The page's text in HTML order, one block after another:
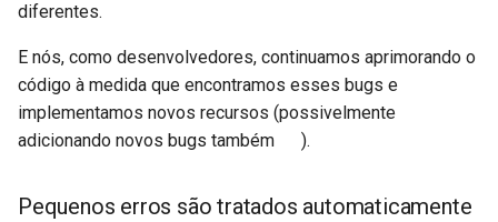
diferentes. 🐛
E nós, como desenvolvedores, continuamos aprimorando o
código à medida que encontramos esses bugs e
implementamos novos recursos (possivelmente
adicionando novos bugs também 😅).
Pequenos erros são tratados automaticamente